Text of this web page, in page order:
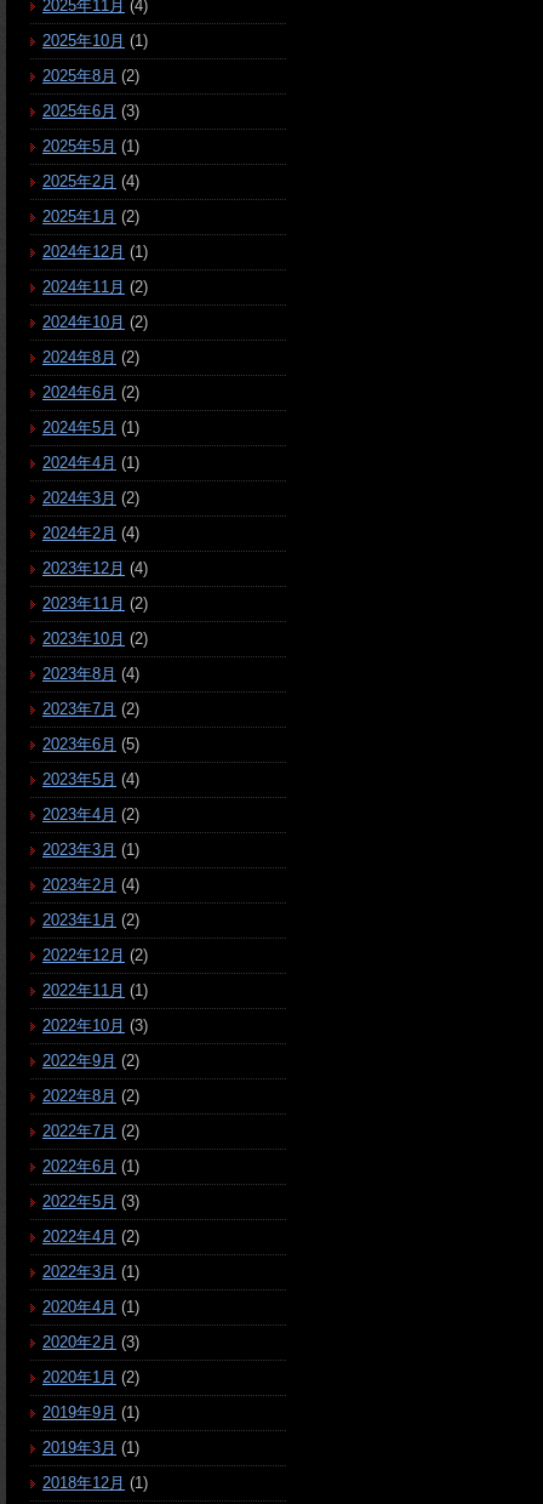
2025年11月 (4)
2025年10月 (1)
2025年8月 (2)
2025年6月 (3)
2025年5月 (1)
2025年2月 (4)
2025年1月 (2)
2024年12月 (1)
2024年11月 (2)
2024年10月 (2)
2024年8月 (2)
2024年6月 (2)
2024年5月 (1)
2024年4月 (1)
2024年3月 (2)
2024年2月 (4)
2023年12月 (4)
2023年11月 (2)
2023年10月 (2)
2023年8月 (4)
2023年7月 (2)
2023年6月 (5)
2023年5月 (4)
2023年4月 (2)
2023年3月 (1)
2023年2月 (4)
2023年1月 (2)
2022年12月 (2)
2022年11月 (1)
2022年10月 (3)
2022年9月 (2)
2022年8月 (2)
2022年7月 (2)
2022年6月 (1)
2022年5月 (3)
2022年4月 (2)
2022年3月 (1)
2020年4月 (1)
2020年2月 (3)
2020年1月 (2)
2019年9月 (1)
2019年3月 (1)
2018年12月 (1)